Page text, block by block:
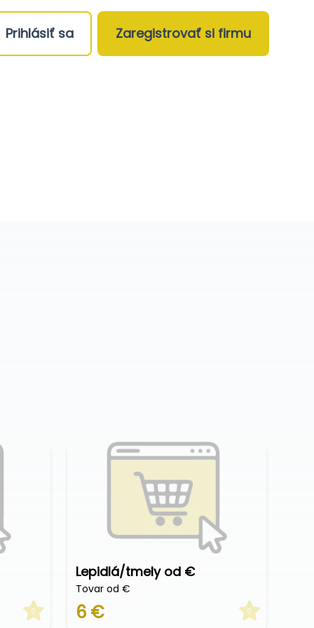
Prihlásiť sa Zaregistrovať si firmu
0
Lepidlá/tmely od €
Tovar od €
6 € 0